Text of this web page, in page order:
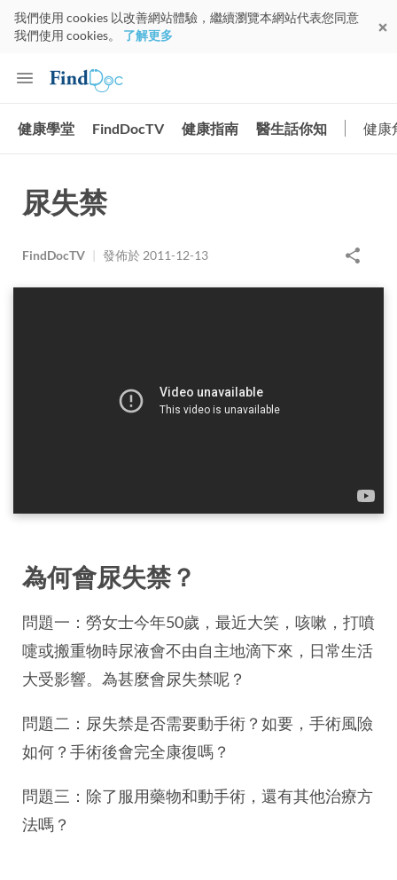
我們使用 cookies 以改善網站體驗，繼續瀏覽本網站代表您同意
我們使用 cookies。 了解更多
健康學堂 FindDocTV 健康指南 醫生話你知 健康
尿失禁
FindDocTV | 發佈於 2011-12-13
為何會尿失禁？
問題一：勞女士今年50歲，最近大笑，咳嗽，打噴
嚏或搬重物時尿液會不由自主地滴下來，日常生活
大受影響。為甚麼會尿失禁呢？
問題二：尿失禁是否需要動手術？如要，手術風險
如何？手術後會完全康復嗎？
問題三：除了服用藥物和動手術，還有其他治療方
法嗎？